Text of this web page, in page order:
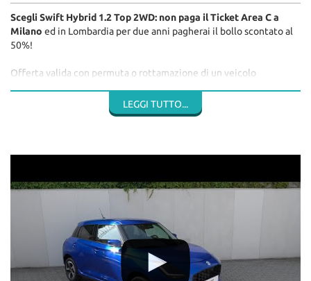
Scegli Swift Hybrid 1.2 Top 2WD: non paga il Ticket Area C a
Milano ed in Lombardia per due anni pagherai il bollo scontato al
50%!
Offerta valida con permuta o rottamazione di un veicolo
Disponibilità di diverse configurazioni 2WD, 2WD con cambio
Suzuki Swift Hybrid 1.2 Waku
Suzuki Swift Hybrid 1.2 Top
Suzuki Swift Hybrid 1.2 Top 4WD AllGrip
Suzuki Swift Hybrid 1.2 Top Automatico
Lambrocar, Opel Citroen e Suzuki è a Cologno Monzese dal 1963,
oggi in via Perugino, 63: raggiungici comodamente con la
LEGGI TUTTO...